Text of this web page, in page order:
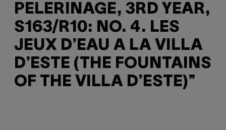
PELERINAGE, 3RD YEAR,
S163/R10: NO. 4. LES
JEUX D’EAU A LA VILLA
D’ESTE (THE FOUNTAINS
OF THE VILLA D’ESTE)”